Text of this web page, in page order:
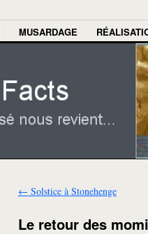
MUSARDAGE
← Solstice à Stonehenge
Le retour des